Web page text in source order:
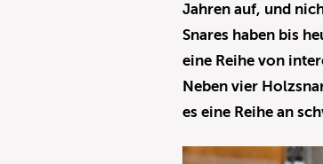
Jahren auf, und
Snares haben bis
eine Reihe von
Neben vier
es eine Reihe an